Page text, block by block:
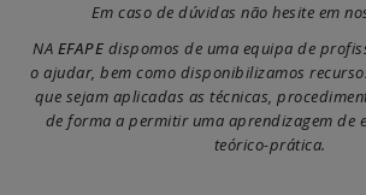
Em caso de dúvidas não hesite em
NA EFAPE dispomos de uma equipa de
o ajudar, bem como disponibilizamos
que sejam aplicadas as técnicas,
de forma a permitir uma aprendizagem de
teórico-prática.